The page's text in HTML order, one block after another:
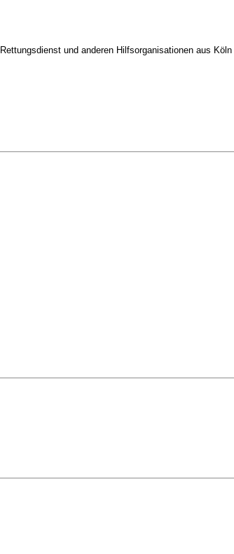
und anderen Hilfsorganisationen aus Köln